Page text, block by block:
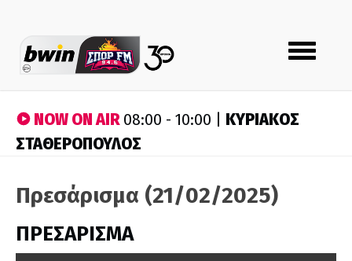
Toggle
navigation
NOW ON AIR08:00 - 10:00 | ΚΥΡΙΑΚΟΣ
ΣΤΑΘΕΡΟΠΟΥΛΟΣ
Πρεσάρισμα (21/02/2025)
ΠΡΕΣΑΡΙΣΜΑ